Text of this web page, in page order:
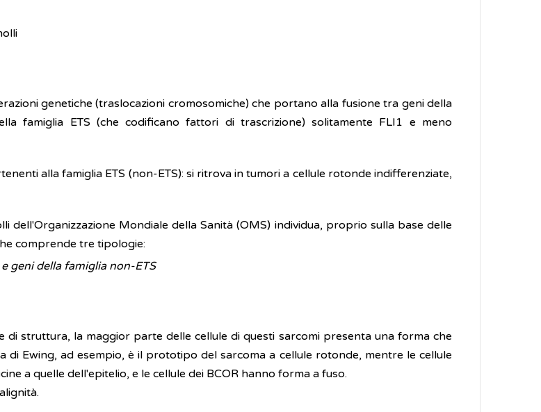
genetiche (traslocazioni cromosomiche) che portano alla fusione tra geni della
famiglia ETS (che codificano fattori di trascrizione) solitamente FLI1 e meno
alla famiglia ETS (non-ETS): si ritrova in tumori a cellule rotonde indifferenziate,
dell'Organizzazione Mondiale della Sanità (OMS) individua, proprio sulla base delle
comprende tre tipologie:
geni della famiglia non-ETS
struttura, la maggior parte delle cellule di questi sarcomi presenta una forma che
di Ewing, ad esempio, è il prototipo del sarcoma a cellule rotonde, mentre le cellule
a quelle dell'epitelio, e le cellule dei BCOR hanno forma a fuso.